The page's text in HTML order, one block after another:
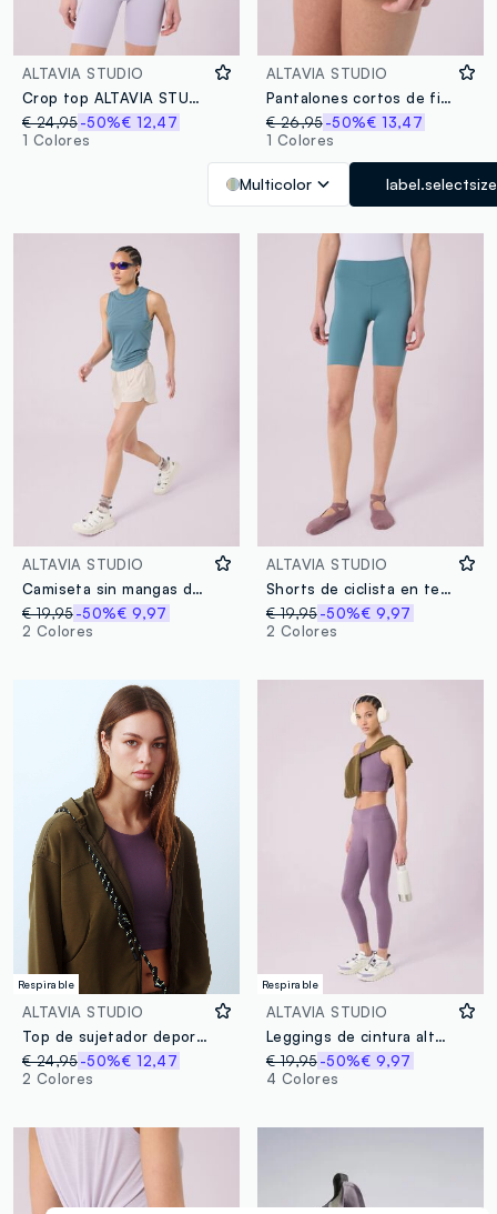
ALTAVIA STUDIO
Crop top ALTAVIA STUDIO con efecto tie dye y soporte ligero
€ 24,95-50%€ 12,47
1 Colores
ALTAVIA STUDIO
Pantalones cortos de fitness en tela ligera tie dye ALTAVIA STUDIO
€ 26,95 -50%€ 13,47
1 Colores
Multicolor label.selectsize
ALTAVIA STUDIO
Camiseta sin mangas de tejido suave ALTAVIA STUDIO
€ 19,95-50%€ 9,97
2 Colores
ALTAVIA STUDIO
Shorts de ciclista en tejido técnico ALTAVIA STUDIO
€ 19,95 -50%€ 9,97
2 Colores
Respirable
ALTAVIA STUDIO
Top de sujetador deportivo en tejido técnico ALTAVIA STUDIO
€ 24,95-50%€ 12,47
2 Colores
Respirable
ALTAVIA STUDIO
Leggings de cintura alta en tejido técnico ALTAVIA STUDIO
€ 19,95 -50%€ 9,97
4 Colores